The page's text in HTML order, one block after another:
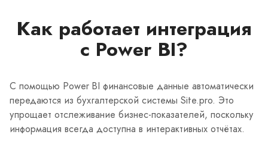
Как работает интеграция
с Power BI?
С помощью Power BI финансовые данные автоматически
передаются из бухгалтерской системы Site.pro. Это
упрощает отслеживание бизнес-показателей, поскольку
информация всегда доступна в интерактивных отчётах.